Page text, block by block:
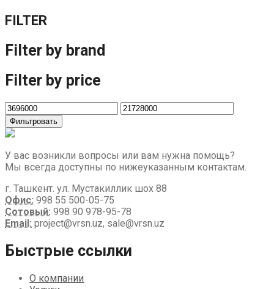
FILTER
Filter by brand
Filter by price
Фильтровать
У вас возникли вопросы или вам нужна помощь?
Мы всегда доступны по нижеуказанным контактам.
г. Ташкент. ул. Мустакиллик шох 88
Офис: 998 55 500-05-75
Сотовый: 998 90 978-95-78
Email: project@vrsn.uz, sale@vrsn.uz
Быстрые ссылки
О компании